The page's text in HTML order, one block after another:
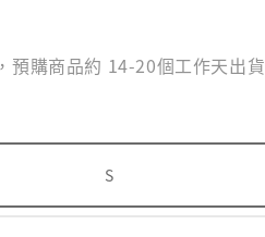
預購商品約 14-20個工作天出貨
S